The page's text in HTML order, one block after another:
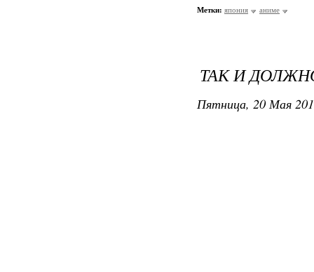
Метки: япония аниме
ТАК И
Пятница, 20 Мая